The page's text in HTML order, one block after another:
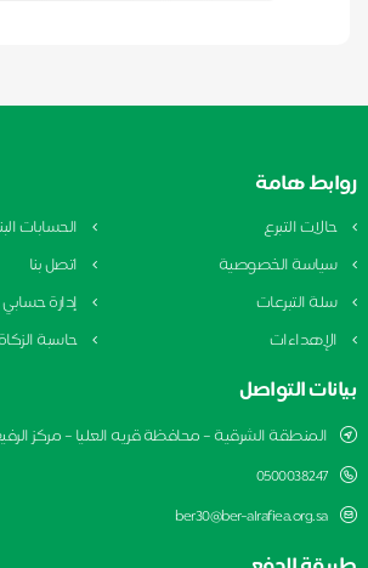
هامة
التبرع
الحسابات البنكية
الخصوصية
اتصل بنا
التبرعات
إدارة حسابي
حاسبة الزكاة
التواصل
المنطقة الشرقية – محافظة قريه العليا – مركز الرفيعة
0500038247
ber30@ber-alrafiea.org.sa